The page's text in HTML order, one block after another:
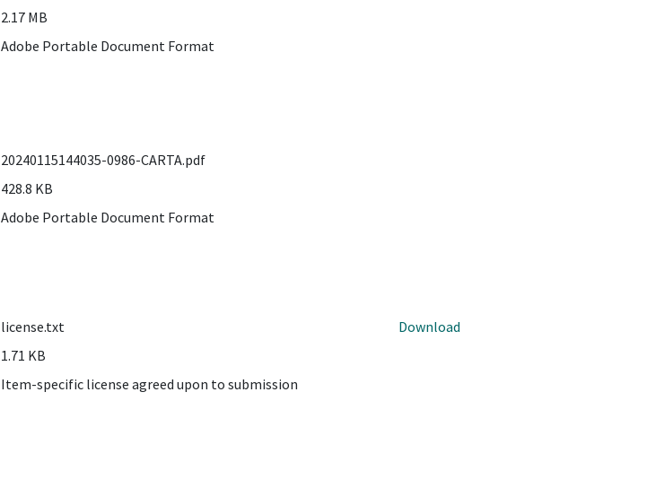
2.17 MB
Adobe Portable Document Format
20240115144035-0986-CARTA.pdf
428.8 KB
Adobe Portable Document Format
license.txt
1.71 KB
Item-specific license agreed upon to submission
Download